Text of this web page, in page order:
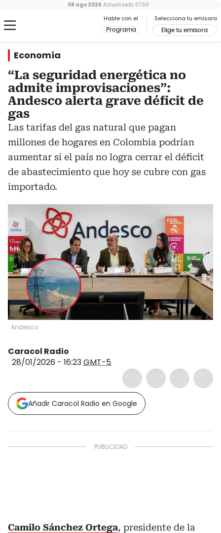
Hable con el
Programa
Selecciona tu emisora
Elige tu emisora
09 ago 2026 Actualizado 07:59
Economía
“La seguridad energética no
admite improvisaciones”:
Andesco alerta grave déficit de
gas
Las tarifas del gas natural que pagan
millones de hogares en Colombia podrían
aumentar si el país no logra cerrar el déficit
de abastecimiento que hoy se cubre con gas
importado.
Andesco
Caracol Radio
28/01/2026 - 16:23GMT-5
Añadir Caracol Radio en Google
Camilo Sánchez Ortega, presidente de la